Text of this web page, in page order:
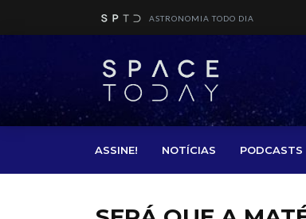
ASTRONOMIA TODO DIA
ASSINE! NOTÍCIAS PODCASTS